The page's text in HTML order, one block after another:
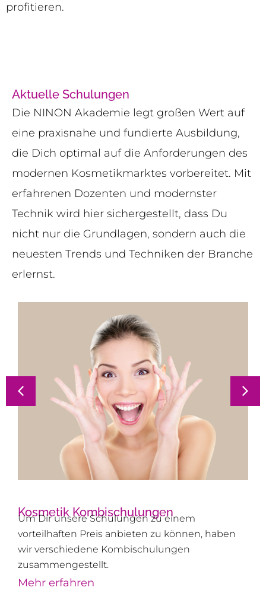
profitieren.
Kosmetik Kombischulungen
Um Dir unsere Schulungen zu einem
vorteilhaften Preis anbieten zu können, haben
wir verschiedene Kombischulungen
zusammengestellt.
Mehr erfahren
Aktuelle Schulungen
Die NINON Akademie legt großen Wert auf
eine praxisnahe und fundierte Ausbildung,
die Dich optimal auf die Anforderungen des
modernen Kosmetikmarktes vorbereitet. Mit
erfahrenen Dozenten und modernster
Technik wird hier sichergestellt, dass Du
nicht nur die Grundlagen, sondern auch die
neuesten Trends und Techniken der Branche
erlernst.